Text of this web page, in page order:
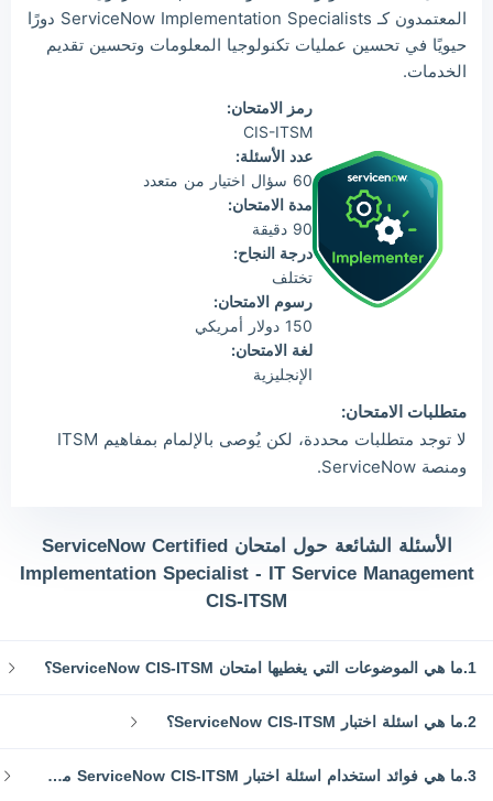
المعتمدون كـ ServiceNow Implementation Specialists دورًا
حيويًا في تحسين عمليات تكنولوجيا المعلومات وتحسين تقديم
الخدمات.
رمز الامتحان:
CIS-ITSM
عدد الأسئلة:
60 سؤال اختيار من متعدد
مدة الامتحان:
90 دقيقة
درجة النجاح:
تختلف
رسوم الامتحان:
150 دولار أمريكي
لغة الامتحان:
الإنجليزية
متطلبات الامتحان:
لا توجد متطلبات محددة، لكن يُوصى بالإلمام بمفاهيم ITSM
ومنصة ServiceNow.
الأسئلة الشائعة حول امتحان ServiceNow Certified
Implementation Specialist - IT Service Management
CIS-ITSM
1.ما هي الموضوعات التي يغطيها امتحان ServiceNow CIS-ITSM؟
2.ما هي اسئلة اختبار ServiceNow CIS-ITSM؟
3.ما هي فوائد استخدام اسئلة اختبار ServiceNow CIS-ITSM من SPOTO؟